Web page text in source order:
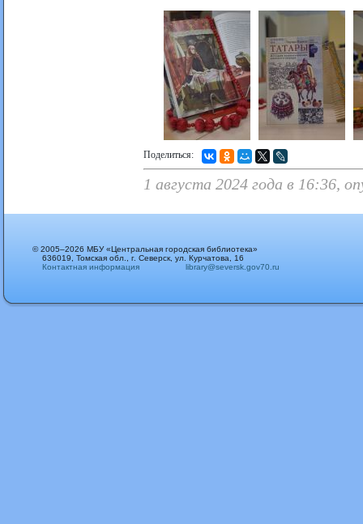
Поделиться:
1 августа 2024 года в 16:36,
© 2005–2026 МБУ «Центральная городская библиотека»
636019, Томская обл., г. Северск, ул. Курчатова, 16
Контактная информация
library@seversk.gov70.ru